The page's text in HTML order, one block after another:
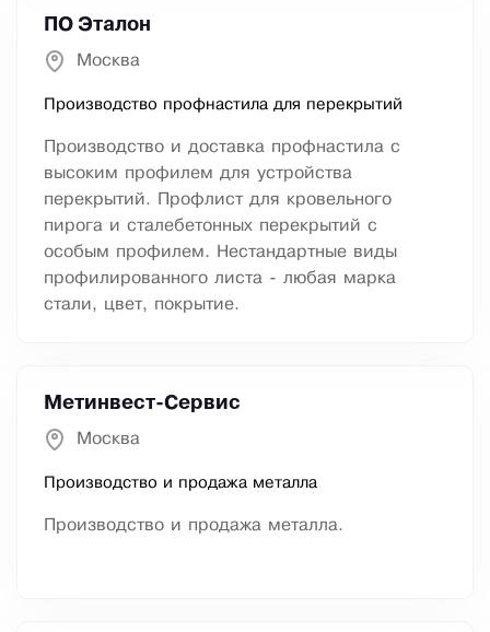
ПО Эталон
Москва
Производство профнастила для перекрытий
Производство и доставка профнастила с
высоким профилем для устройства
перекрытий. Профлист для кровельного
пирога и сталебетонных перекрытий с
особым профилем. Нестандартные виды
профилированного листа - любая марка
стали, цвет, покрытие.
Метинвест-Сервис
Москва
Производство и продажа металла
Производство и продажа металла.